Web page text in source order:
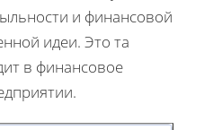
и финансовой
идеи. Это та
в финансовое